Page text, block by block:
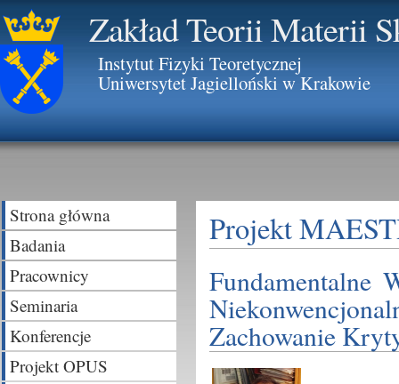
Zakład Teorii Materii
Instytut Fizyki Teoretycznej
Uniwersytet Jagielloński w Krakowie
Strona główna
Badania
Pracownicy
Seminaria
Konferencje
Projekt OPUS
Projekt
Fundamentalne
Zachowanie